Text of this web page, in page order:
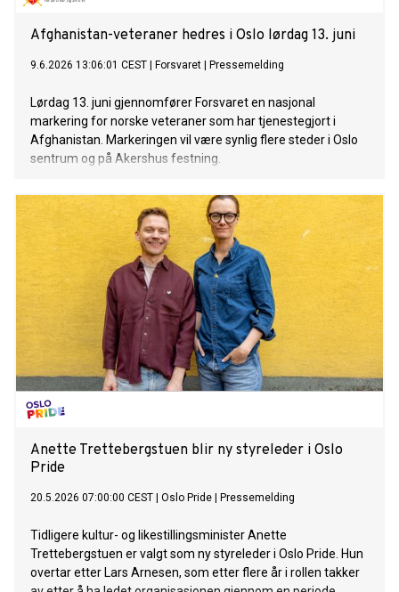
Afghanistan-veteraner hedres i Oslo lørdag 13. juni
9.6.2026 13:06:01 CEST Forsvaret Pressemelding
Lørdag 13. juni gjennomfører Forsvaret en nasjonal
markering for norske veteraner som har tjenestegjort i
Afghanistan. Markeringen vil være synlig flere steder i Oslo
sentrum og på Akershus festning.
Anette Trettebergstuen blir ny styreleder i Oslo
Pride
20.5.2026 07:00:00 CEST Oslo Pride Pressemelding
Tidligere kultur- og likestillingsminister Anette
Trettebergstuen er valgt som ny styreleder i Oslo Pride. Hun
overtar etter Lars Arnesen, som etter flere år i rollen takker